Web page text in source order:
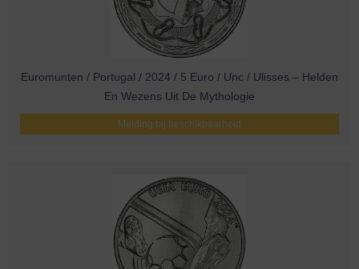
Euromunten / Portugal / 2024 / 5 Euro / Unc / Ulisses – Helden
En Wezens Uit De Mythologie
Melding bij beschikbaarheid